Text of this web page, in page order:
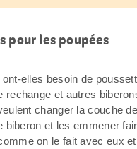
pour les poupées
elles besoin de
rechange et autres
changer la couche
biberon et les emmener
on le fait avec eux